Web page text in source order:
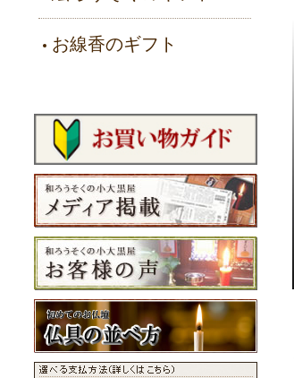
お線香のギフト